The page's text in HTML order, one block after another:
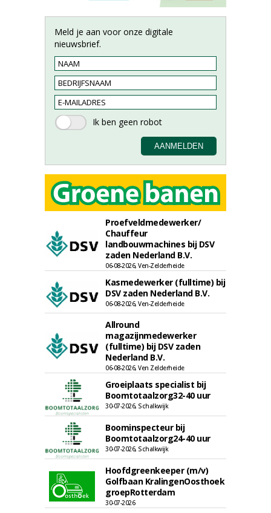
Meld je aan voor onze digitale
nieuwsbrief.
Proefveldmedewerker/
Chauffeur
landbouwmachines bij DSV
zaden Nederland B.V.
06-08-2026, Ven-Zelderheide
Kasmedewerker (fulltime) bij
DSV zaden Nederland B.V.
06-08-2026, Ven-Zelderheide
Allround
magazijnmedewerker
(fulltime) bij DSV zaden
Nederland B.V.
06-08-2026, Ven Zelderheide
Groeiplaats specialist bij
Boomtotaalzorg32-40 uur
30-07-2026, Schalkwijk
Boominspecteur bij
Boomtotaalzorg24-40 uur
30-07-2026, Schalkwijk
Hoofdgreenkeeper (m/v)
Golfbaan KralingenOosthoek
groepRotterdam
30-07-2026